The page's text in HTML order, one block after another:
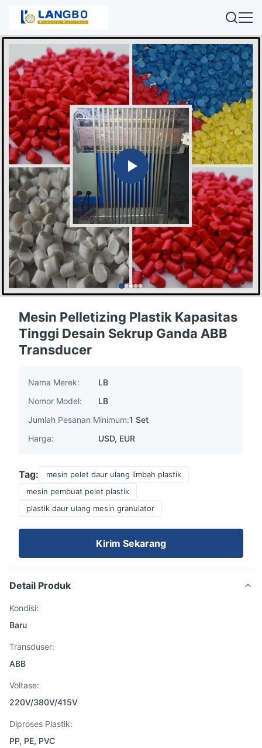
Mesin Pelletizing Plastik Kapasitas
Tinggi Desain Sekrup Ganda ABB
Transducer
Nama Merek:
LB
Nomor Model:
LB
Jumlah Pesanan Minimum:1 Set
Harga:
USD, EUR
Tag:
mesin pelet daur ulang limbah plastik
mesin pembuat pelet plastik
plastik daur ulang mesin granulator
Kirim Sekarang
Detail Produk
Kondisi:
Baru
Transduser:
ABB
Voltase:
220V/380V/415V
Diproses Plastik:
PP, PE, PVC